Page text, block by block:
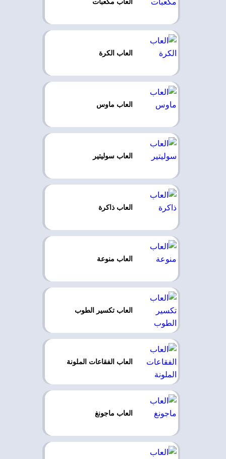
العاب الكرة
العاب ماوس
العاب سوليتير
العاب ذاكرة
العاب منوعة
العاب تكسير الطوب
العاب الفقاعات الملونة
العاب ماجونغ